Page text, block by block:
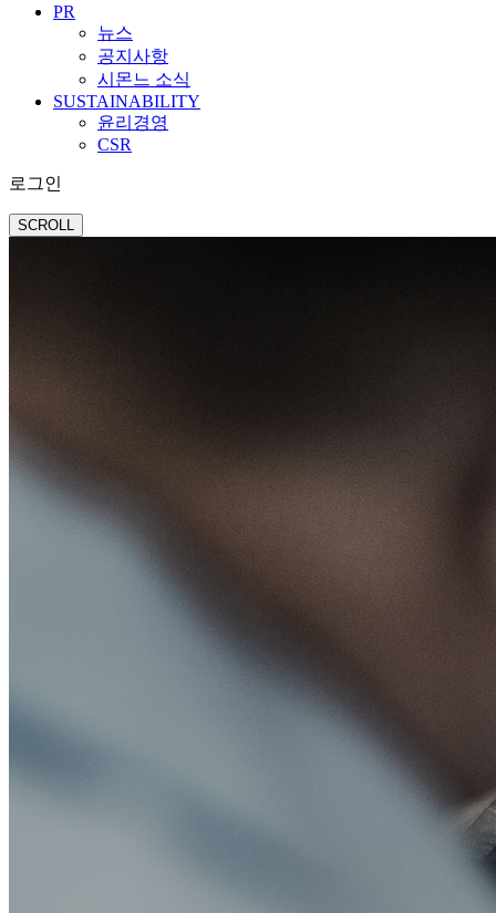
PR
뉴스
공지사항
시몬느 소식
SUSTAINABILITY
윤리경영
CSR
로그인
SCROLL